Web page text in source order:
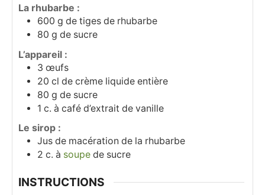
La rhubarbe :
600 g de tiges de rhubarbe
80 g de sucre
L’appareil :
3 œufs
20 cl de crème liquide entière
80 g de sucre
1 c. à café d’extrait de vanille
Le sirop :
Jus de macération de la rhubarbe
2 c. à soupe de sucre
INSTRUCTIONS